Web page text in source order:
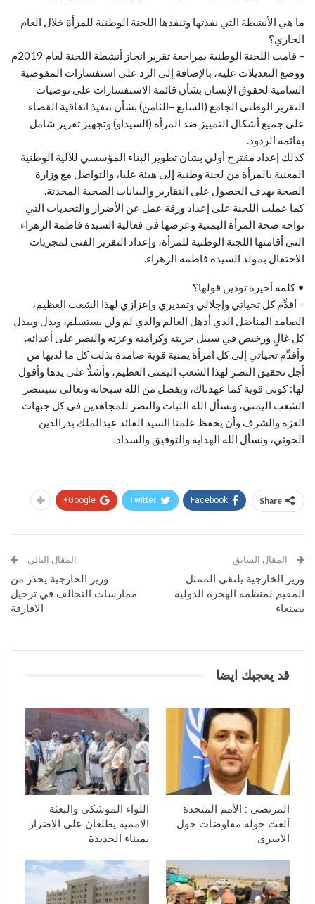
ما هي الأنشطة التي نفذتها وتنفذها اللجنة الوطنية للمرأة خلال العام
الجاري؟
– قامت اللجنة الوطنية بمراجعة تقرير انجاز أنشطة اللجنة لعام 2019م
ووضع التعديلات عليه، بالإضافة إلى الرد على استفسارات المفوضية
السامية لحقوق الإنسان بشأن قائمة الاستفسارات على توصيات
التقرير الوطني الجامع (السابع –الثامن) بشأن تنفيذ اتفاقية القضاء
على جميع أشكال التمييز ضد المرأة (السيداو) وتجهيز تقرير شامل
بقائمة الردود.
كذلك إعداد مقترح أولي بشأن تطوير البناء المؤسسي للآلية الوطنية
المعنية بالمرأة من لجنة وطنية إلى هيئة عليا، والتواصل مع وزارة
الصحة بهدف الحصول على التقارير والبيانات الصحية المحدثة.
كما عملت اللجنة على إعداد ورقة عمل عن الأضرار والتحديات التي
تواجه صحة المرأة اليمنية وعرضها في فعالية السيدة فاطمة الزهراء
التي أقامتها اللجنة الوطنية للمرأة، وإعداد التقرير الفني لمجريات
الاحتفال بمولد السيدة فاطمة الزهراء.
• كلمة أخيرة تودين قولها؟
– أقدِّم كل تحياتي وإجلالي وتقديري وإعزازي لهذا الشعب العظيم،
الصامد المناضل الذي أذهل العالم والذي لم ولن يستسلم، وبذل ويبذل
كل غالٍ ورخيص في سبيل حريته وكرامته وعزته والنصر على أعدائه.
وأقدِّم تحياتي إلى كل امرأة يمنية قوية صامدة بذلت كل ما لديها من
أجل تحقيق النصر لهذا الشعب اليمني العظيم، وأشدُّ على يدها وأقول
لها: كوني قوية كما عهدناك، وبفضل من الله سبحانه وتعالى سينتصر
الشعب اليمني، ونسأل الله الثبات والنصر للمجاهدين في كل جبهات
العزة والشرف وأن يحفظ علمنا السيد القائد عبدالملك بدرالدين
الحوثي، ونسأل الله الهداية والتوفيق والسداد.
Share
Facebook
Twitter
Google+
المقال السابق
وزير الخارجية يلتقي الممثل
المقيم لمنظمة الهجرة الدولية
بصنعاء
المقال التالي
وزير الخارجية يحذر من
ممارسات التحالف في ترحيل
الافارقة
قد يعجبك ايضا
المرتضى : الأمم المتحدة
ألغت جولة مفاوضات حول
الاسرى
اللواء الموشكي والبعثة
الاممية يطلعان على الاضرار
بميناء الحديدة